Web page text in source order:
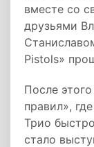
вместе со
друзьями
Pistols»
После
правил»,
Трио
стало